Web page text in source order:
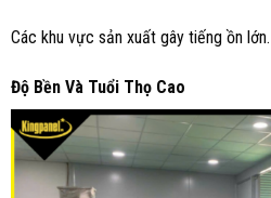
Các khu vực sản xuất gây tiếng ồn lớn.
Độ Bền Và Tuổi Thọ Cao